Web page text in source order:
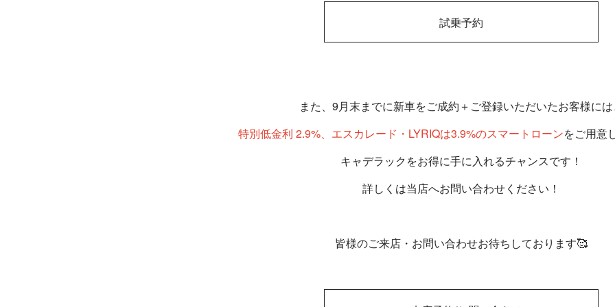
試乗予約
また、9月末までに新車をご成約＋ご登録いただいたお客様には、
特別低金利 2.9%、エスカレード・LYRIQは3.9%のスマートローンをご用意
キャデラックをお得に手に入れるチャンスです！
詳しくは当店へお問い合わせください！
皆様のご来店・お問い合わせお待ちしております🥰